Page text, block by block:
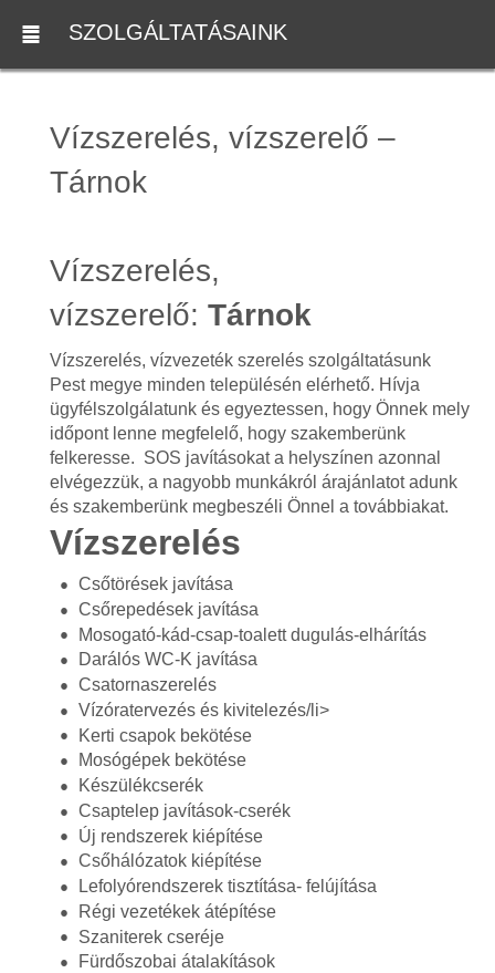
SZOLGÁLTATÁSAINK
Vízszerelés, vízszerelő –
Tárnok
Vízszerelés,
vízszerelő: Tárnok
Vízszerelés, vízvezeték szerelés szolgáltatásunk
Pest megye minden településén elérhető. Hívja
ügyfélszolgálatunk és egyeztessen, hogy Önnek mely
időpont lenne megfelelő, hogy szakemberünk
felkeresse. SOS javításokat a helyszínen azonnal
elvégezzük, a nagyobb munkákról árajánlatot adunk
és szakemberünk megbeszéli Önnel a továbbiakat.
Vízszerelés
Csőtörések javítása
Csőrepedések javítása
Mosogató-kád-csap-toalett dugulás-elhárítás
Darálós WC-K javítása
Csatornaszerelés
Vízóratervezés és kivitelezés/li>
Kerti csapok bekötése
Mosógépek bekötése
Készülékcserék
Csaptelep javítások-cserék
Új rendszerek kiépítése
Csőhálózatok kiépítése
Lefolyórendszerek tisztítása- felújítása
Régi vezetékek átépítése
Szaniterek cseréje
Fürdőszobai átalakítások